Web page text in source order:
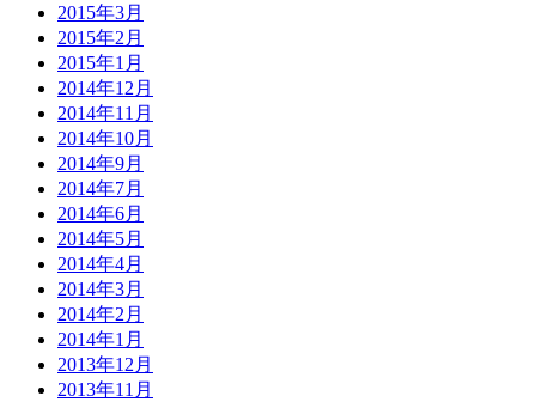
2015年3月
2015年2月
2015年1月
2014年12月
2014年11月
2014年10月
2014年9月
2014年7月
2014年6月
2014年5月
2014年4月
2014年3月
2014年2月
2014年1月
2013年12月
2013年11月